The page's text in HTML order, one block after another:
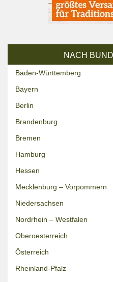
NACH
Baden-Württemberg
Bayern
Berlin
Brandenburg
Bremen
Hamburg
Hessen
Mecklenburg – Vorpommern
Niedersachsen
Nordrhein – Westfalen
Oberoesterreich
Österreich
Rheinland-Pfalz